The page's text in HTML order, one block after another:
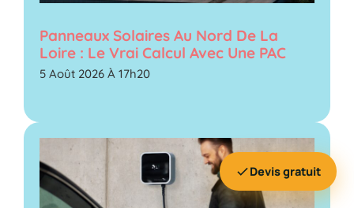
Panneaux Solaires Au Nord De La
Loire : Le Vrai Calcul Avec Une PAC
5 Août 2026 À 17h20
Devis gratuit